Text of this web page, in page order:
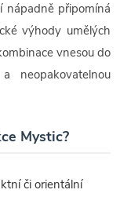
nápadně připomíná
výhody umělých
vnesou do
neopakovatelnou
Mystic?
či orientální